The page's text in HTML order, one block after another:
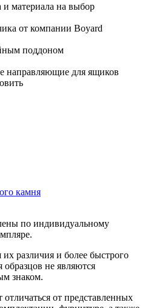
материала на выбор
от компании Boyard
поддоном
для ящиков
камня
по индивидуальному
различия и более быстрого
образцов не являются
знаком.
от представленных